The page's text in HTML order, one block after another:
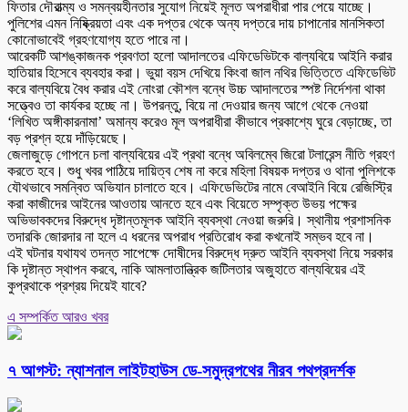
ফিতার দৌরাত্ম্য ও সমন্বয়হীনতার সুযোগ নিয়েই মূলত অপরাধীরা পার পেয়ে যাচ্ছে।
পুলিশের এমন নিষ্ক্রিয়তা এবং এক দপ্তর থেকে অন্য দপ্তরে দায় চাপানোর মানসিকতা
কোনোভাবেই গ্রহণযোগ্য হতে পারে না।
আরেকটি আশঙ্কাজনক প্রবণতা হলো আদালতের এফিডেভিটকে বাল্যবিয়ে আইনি করার
হাতিয়ার হিসেবে ব্যবহার করা। ভুয়া বয়স দেখিয়ে কিংবা জাল নথির ভিত্তিতে এফিডেভিট
করে বাল্যবিয়ে বৈধ করার এই নোংরা কৌশল বন্ধে উচ্চ আদালতের স্পষ্ট নির্দেশনা থাকা
সত্ত্বেও তা কার্যকর হচ্ছে না। উপরন্তু, বিয়ে না দেওয়ার জন্য আগে থেকে নেওয়া
‘লিখিত অঙ্গীকারনামা’ অমান্য করেও মূল অপরাধীরা কীভাবে প্রকাশ্যে ঘুরে বেড়াচ্ছে, তা
বড় প্রশ্ন হয়ে দাঁড়িয়েছে।
জেলাজুড়ে গোপনে চলা বাল্যবিয়ের এই প্রথা বন্ধে অবিলম্বে জিরো টলারেন্স নীতি গ্রহণ
করতে হবে। শুধু খবর পাঠিয়ে দায়িত্ব শেষ না করে মহিলা বিষয়ক দপ্তর ও থানা পুলিশকে
যৌথভাবে সমন্বিত অভিযান চালাতে হবে। এফিডেভিটের নামে বেআইনি বিয়ে রেজিস্ট্রি
করা কাজীদের আইনের আওতায় আনতে হবে এবং বিয়েতে সম্পৃক্ত উভয় পক্ষের
অভিভাবকদের বিরুদ্ধে দৃষ্টান্তমূলক আইনি ব্যবস্থা নেওয়া জরুরি। স্থানীয় প্রশাসনিক
তদারকি জোরদার না হলে এ ধরনের অপরাধ প্রতিরোধ করা কখনোই সম্ভব হবে না।
এই ঘটনার যথাযথ তদন্ত সাপেক্ষে দোষীদের বিরুদ্ধে দ্রুত আইনি ব্যবস্থা নিয়ে সরকার
কি দৃষ্টান্ত স্থাপন করবে, নাকি আমলাতান্ত্রিক জটিলতার অজুহাতে বাল্যবিয়ের এই
কুপ্রথাকে প্রশ্রয় দিয়েই যাবে?
এ সম্পর্কিত আরও খবর
৭ আগস্ট: ন্যাশনাল লাইটহাউস ডে-সমুদ্রপথের নীরব পথপ্রদর্শক